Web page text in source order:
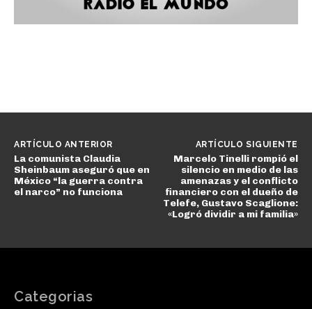
ARTÍCULO ANTERIOR
La comunista Claudia
Sheinbaum aseguró que en
México “la guerra contra
el narco” no funciona
ARTÍCULO SIGUIENTE
Marcelo Tinelli rompió el
silencio en medio de las
amenazas y el conflicto
financiero con el dueño de
Telefe, Gustavo Scaglione:
«Logró dividir a mi familia»
Categorias